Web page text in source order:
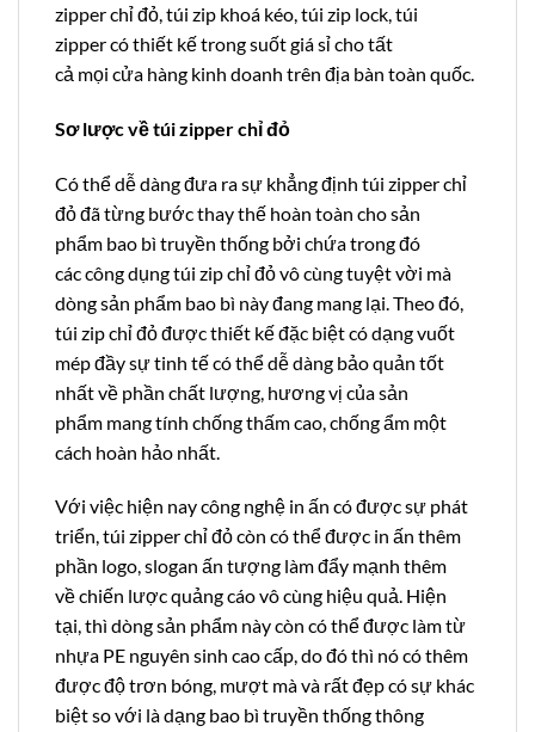
zipper chỉ đỏ, túi zip khoá kéo, túi zip lock, túi
zipper có thiết kế trong suốt giá sỉ cho tất
cả mọi cửa hàng kinh doanh trên địa bàn toàn quốc.
Sơ lược về túi zipper chỉ đỏ
Có thể dễ dàng đưa ra sự khẳng định túi zipper chỉ
đỏ đã từng bước thay thế hoàn toàn cho sản
phẩm bao bì truyền thống bởi chứa trong đó
các công dụng túi zip chỉ đỏ vô cùng tuyệt vời mà
dòng sản phẩm bao bì này đang mang lại. Theo đó,
túi zip chỉ đỏ được thiết kế đặc biệt có dạng vuốt
mép đầy sự tinh tế có thể dễ dàng bảo quản tốt
nhất về phần chất lượng, hương vị của sản
phẩm mang tính chống thấm cao, chống ẩm một
cách hoàn hảo nhất.
Với việc hiện nay công nghệ in ấn có được sự phát
triển, túi zipper chỉ đỏ còn có thể được in ấn thêm
phần logo, slogan ấn tượng làm đẩy mạnh thêm
về chiến lược quảng cáo vô cùng hiệu quả. Hiện
tại, thì dòng sản phẩm này còn có thể được làm từ
nhựa PE nguyên sinh cao cấp, do đó thì nó có thêm
được độ trơn bóng, mượt mà và rất đẹp có sự khác
biệt so với là dạng bao bì truyền thống thông